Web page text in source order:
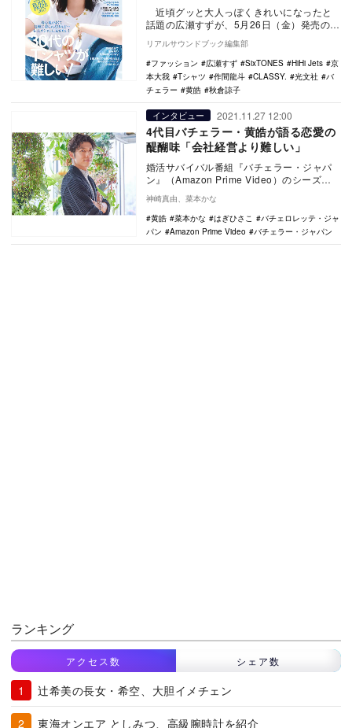
近頃グッと大人っぽくきれいになったと
話題の広瀬すずが、5月26日（金）発売の
「CLASSY.」（光文社）7月号にカバーガ
ー…
リアルサウンドブック編集部
ファッション
広瀬すず SixTONES HiHi Jets
京
本大我
Tシャツ 作間龍斗 CLASSY. 光文社
バ
チェラー
黄皓 秋倉諒子
インタビュー 2021.11.27 12:00
4代目バチェラー・黄皓が語る恋愛の
醍醐味「会社経営より難しい」
婚活サバイバル番組『バチェラー・ジャパ
ン』（Amazon Prime Video）のシーズン4
神崎真由、菜本かな
黄皓
菜本かな はぎひさこ
バチェロレッテ・ジャ
パン
Amazon Prime Video バチェラー・ジャパン
ランキング
アクセス数 シェア数
辻希美の長女・希空、大胆イメチェン
東海オンエア としみつ、高級腕時計を紹介